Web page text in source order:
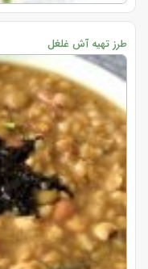
طرز تهیه آش غلغل